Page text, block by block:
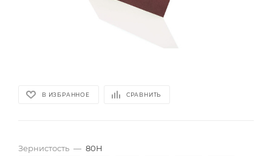
В ИЗБРАННОЕ СРАВНИТЬ
Зернистость — 80Н